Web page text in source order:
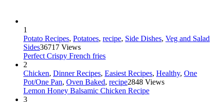
1
Potato Recipes, Potatoes, recipe, Side Dishes, Veg and Salad
Sides36717 Views
Perfect Crispy French fries
2
Chicken, Dinner Recipes, Easiest Recipes, Healthy, One
Pot/One Pan, Oven Baked, recipe2848 Views
Lemon Honey Balsamic Chicken Recipe
3